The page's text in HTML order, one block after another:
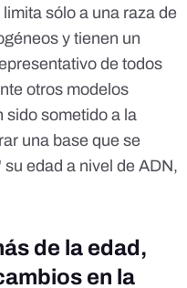
limita sólo a una raza de
y tienen un
de todos
otros modelos
sido sometido a la
una base que se
edad a nivel de ADN,
de la edad,
en la